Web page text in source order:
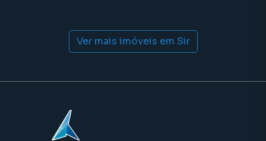
Ver mais imóveis em Sir